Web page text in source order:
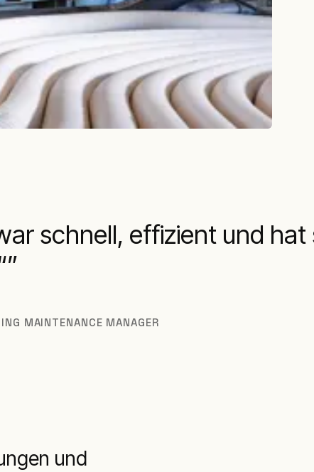
schnell, effizient und
MAINTENANCE MANAGER
und